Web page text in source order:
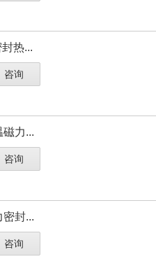
热...
咨询
力...
咨询
封...
咨询